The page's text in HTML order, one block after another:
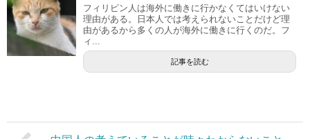
フィリピン人は海外に働きに行かなくてはいけない
理由がある。日本人では考えられないことだけど理
由があるから多くの人が海外に働きに行くのだ。フ
ィ...
記事を読む